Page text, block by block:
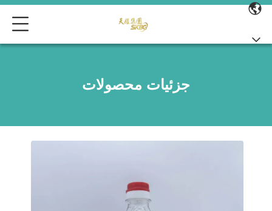
جزئیات محصولات